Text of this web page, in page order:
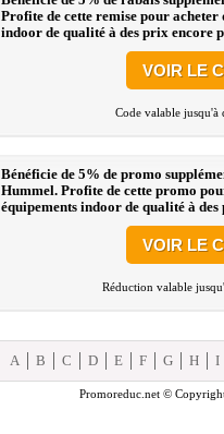
Profite de cette remise pour acheter
indoor de qualité à des prix encore
VOIR LE
Code valable jusqu'à
Bénéficie de 5% de promo
Hummel. Profite de cette promo
équipements indoor de qualité à
VOIR LE
Réduction valable
A B C D E F G H I
Promoreduc.net ©